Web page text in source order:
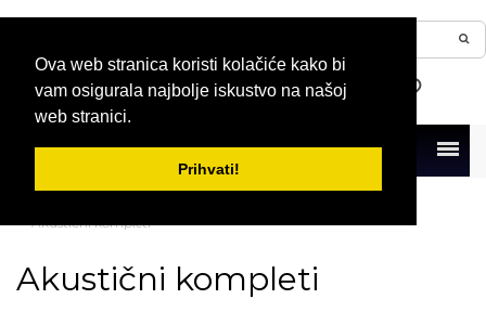
Ova web stranica koristi kolačiće kako bi
vam osigurala najbolje iskustvo na našoj
web stranici.
Prihvati!
Menu
Akustični kompleti
Akustični kompleti